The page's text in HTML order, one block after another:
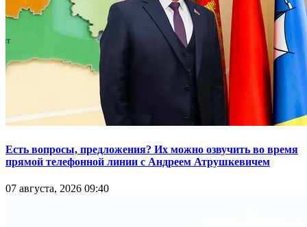
Есть вопросы, предложения? Их можно озвучить во время
прямой телефонной линии с Андреем Атрушкевичем
07 августа, 2026 09:40